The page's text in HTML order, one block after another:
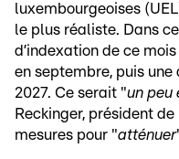
luxembourgeoises
le plus réaliste. Dans
d’indexation de ce
en septembre, puis
2027. Ce serait "un peu
Reckinger, président
mesures pour "atténuer